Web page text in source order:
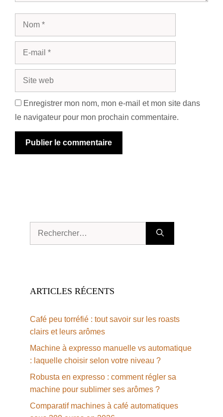
Enregistrer mon nom, mon e-mail et mon site dans
le navigateur pour mon prochain commentaire.
ARTICLES RÉCENTS
Café peu torréfié : tout savoir sur les roasts
clairs et leurs arômes
Machine à expresso manuelle vs automatique
: laquelle choisir selon votre niveau ?
Robusta en expresso : comment régler sa
machine pour sublimer ses arômes ?
Comparatif machines à café automatiques